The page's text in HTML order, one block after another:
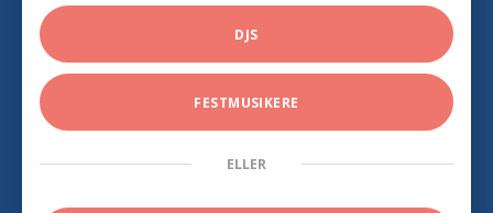
DJS
FESTMUSIKERE
ELLER